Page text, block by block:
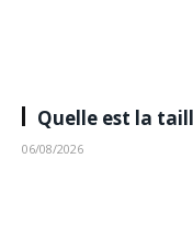
Quelle est la
06/08/2026